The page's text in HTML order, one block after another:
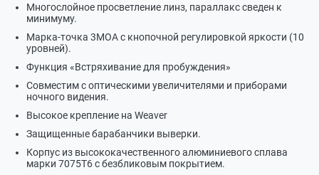
Многослойное просветление линз, параллакс сведен к
минимуму.
Марка-точка 3МОА с кнопочной регулировкой яркости (10
уровней).
Функция «Встряхивание для пробуждения»
Совместим с оптическими увеличителями и приборами
ночного видения.
Высокое крепление на Weaver
Защищенные барабанчики выверки.
Корпус из высококачественного алюминиевого сплава
марки 7075Т6 с безбликовым покрытием.